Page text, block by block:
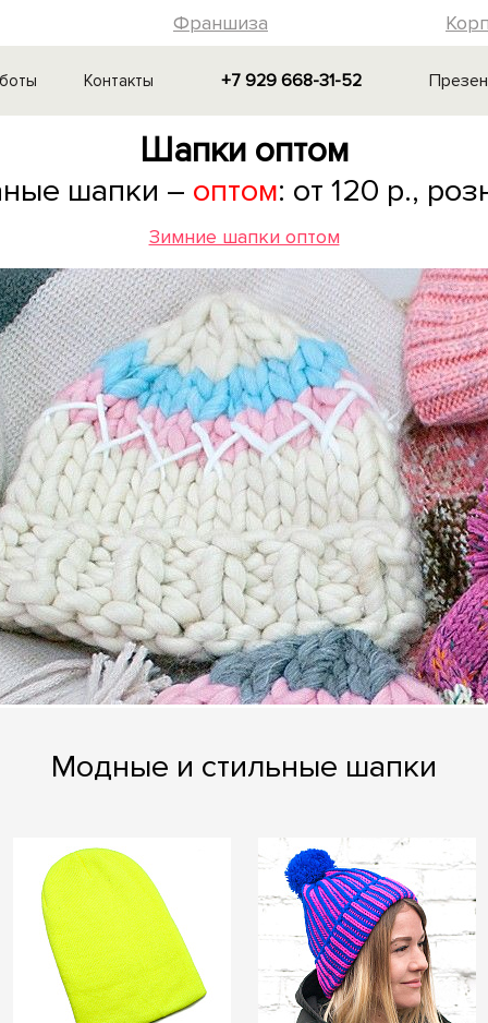
Франшиза
Контакты +7 929 668-31-52
Шапки оптом
шапки – оптом: от 120 р.,
Зимние шапки оптом
Модные и стильные шапки